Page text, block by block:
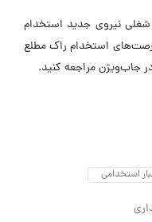
در ۶ موقعیت شغلی نیروی جدید استخدام
استخدام راک مطلع
جاب‌ویژن مراجعه کنید.
استخدامی